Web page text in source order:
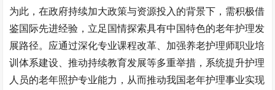
为此，在政府持续加大政策与资源投入的背景下，需积极借
鉴国际先进经验，立足国情探索具有中国特色的老年护理发
展路径。应通过深化专业课程改革、加强养老护理师职业培
训体系建设、推动持续教育发展等多重举措，系统提升护理
人员的老年照护专业能力，从而推动我国老年护理事业实现